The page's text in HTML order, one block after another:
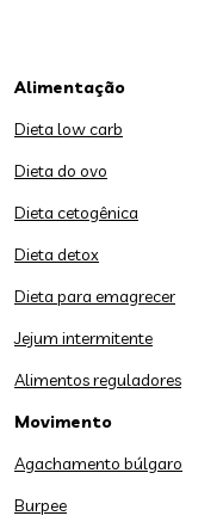
Alimentação
Dieta low carb
Dieta do ovo
Dieta cetogênica
Dieta detox
Dieta para emagrecer
Jejum intermitente
Alimentos reguladores
Movimento
Agachamento búlgaro
Burpee